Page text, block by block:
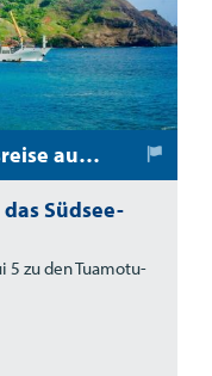
Südsee individuell - Schiffsreise auf der Aranui 5
Südsee-
5 zu den Tuamotu-